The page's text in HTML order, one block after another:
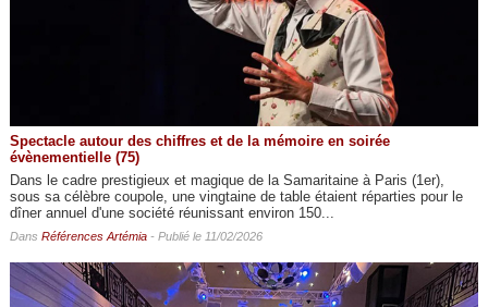
Spectacle autour des chiffres et de la mémoire en soirée
évènementielle (75)
Dans le cadre prestigieux et magique de la Samaritaine à Paris (1er),
sous sa célèbre coupole, une vingtaine de table étaient réparties pour le
dîner annuel d'une société réunissant environ 150...
Dans Références Artémia- Publié le 11/02/2026